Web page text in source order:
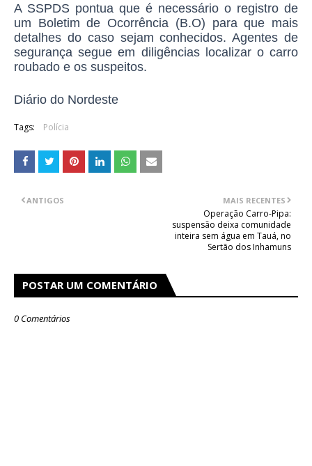
A SSPDS pontua que é necessário o registro de
um Boletim de Ocorrência (B.O) para que mais
detalhes do caso sejam conhecidos. Agentes de
segurança segue em diligências localizar o carro
roubado e os suspeitos.
Diário do Nordeste
Tags: Polícia
MAIS RECENTES
Operação Carro-Pipa:
suspensão deixa comunidade
inteira sem água em Tauá, no
Sertão dos Inhamuns
ANTIGOS
POSTAR UM COMENTÁRIO
0 Comentários